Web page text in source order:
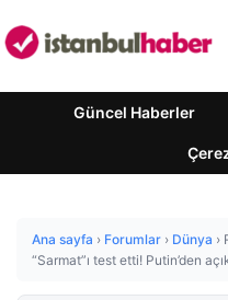
Güncel Haberler
Ana sayfa › Forumlar › Dünya ›
“Sarmat”ı test etti! Putin’den